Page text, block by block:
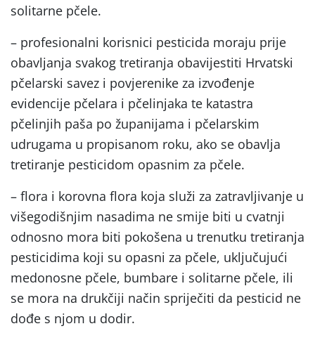
solitarne pčele.
– profesionalni korisnici pesticida moraju prije
obavljanja svakog tretiranja obavijestiti Hrvatski
pčelarski savez i povjerenike za izvođenje
evidencije pčelara i pčelinjaka te katastra
pčelinjih paša po županijama i pčelarskim
udrugama u propisanom roku, ako se obavlja
tretiranje pesticidom opasnim za pčele.
– flora i korovna flora koja služi za zatravljivanje u
višegodišnjim nasadima ne smije biti u cvatnji
odnosno mora biti pokošena u trenutku tretiranja
pesticidima koji su opasni za pčele, uključujući
medonosne pčele, bumbare i solitarne pčele, ili
se mora na drukčiji način spriječiti da pesticid ne
dođe s njom u dodir.